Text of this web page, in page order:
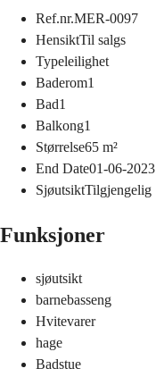
Ref.nr.MER-0097
HensiktTil salgs
Typeleilighet
Baderom1
Bad1
Balkong1
Størrelse65 m²
End Date01-06-2023
SjøutsiktTilgjengelig
Funksjoner
sjøutsikt
barnebasseng
Hvitevarer
hage
Badstue